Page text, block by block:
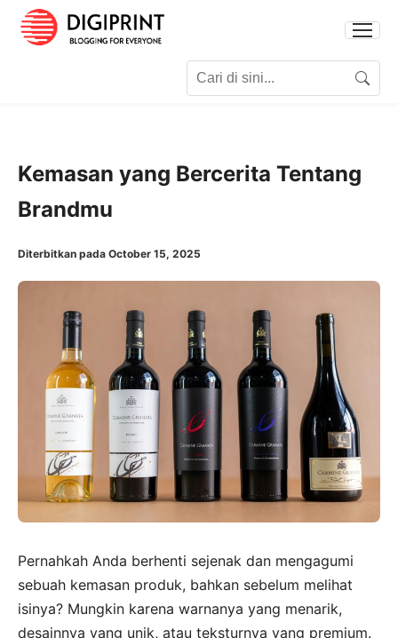
Search
Kemasan yang Bercerita Tentang
Brandmu
Diterbitkan pada October 15, 2025
Pernahkah Anda berhenti sejenak dan mengagumi
sebuah kemasan produk, bahkan sebelum melihat
isinya? Mungkin karena warnanya yang menarik,
desainnya yang unik, atau teksturnya yang premium.